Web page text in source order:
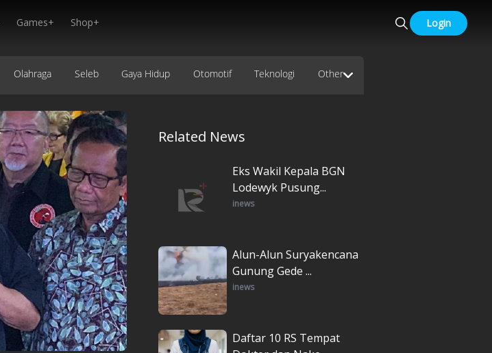
Games+ Shop+ Login
Olahraga Seleb Gaya Hidup Otomotif Teknologi Other
Related News
Eks Wakil Kepala BGN
Lodewyk Pusung...
inews
Alun-Alun Suryakencana
Gunung Gede ...
inews
Daftar 10 RS Tempat